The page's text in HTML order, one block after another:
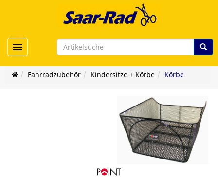
Toggle navigation
Fahrradzubehör Kindersitze + Körbe Körbe